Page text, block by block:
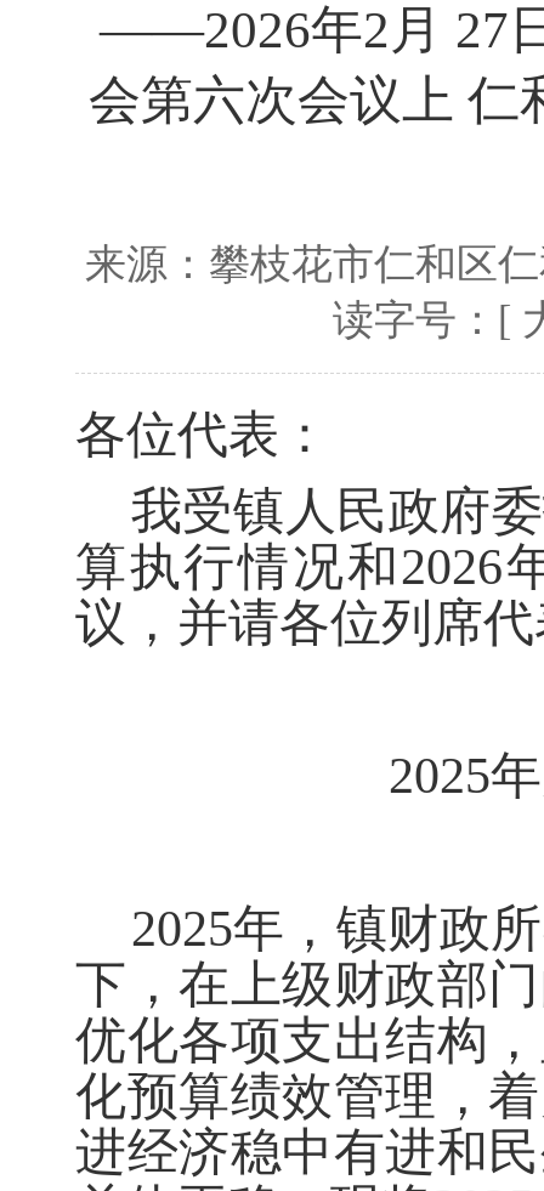
——2026年2月 27
会第六次会议上 仁
来源： 攀枝花市仁和区
读字号：[
各位代表：
我受镇人民政府
算执行情况和2026
议，并请各位列席
2025
2025年， 镇财政所
下，在上级财政部
优化各项支出结构
化预算绩效管理，
进经济稳中有进和